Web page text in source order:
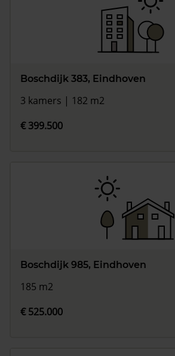
Boschdijk 383, Eindhoven
3 kamers | 182 m2
€ 399.500
Boschdijk 985, Eindhoven
185 m2
€ 525.000